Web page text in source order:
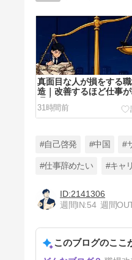
真面目な人が損をする
造｜改善するほど仕事
理由
31時間前
男の退職代行の口コミ
やばい？労働組合運営
#自己啓発 #中国 #
#仕事辞めたい #キャ
2141306
週間IN:54 週間
このブログのここ